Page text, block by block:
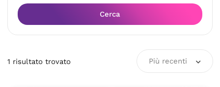
Cerca
1 risultato trovato Più recenti